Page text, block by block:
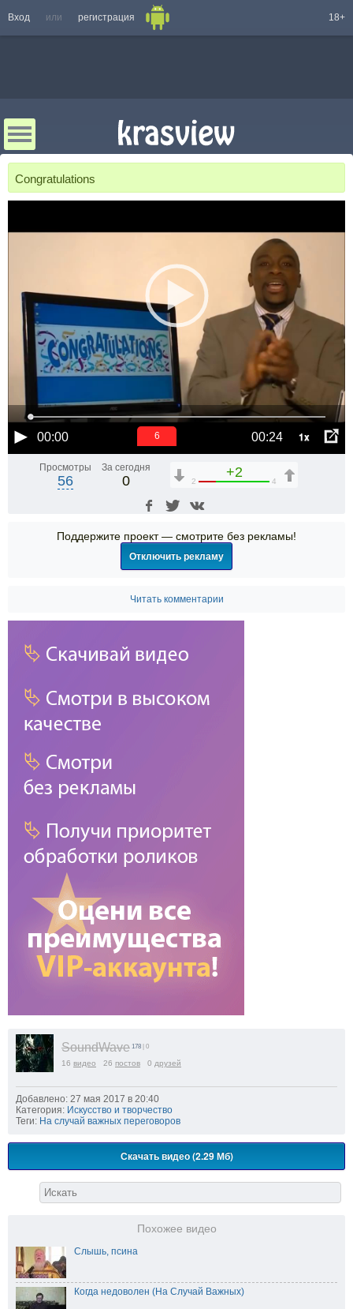
Вход или регистрация 18+
Congratulations
00:00 00:24 1x
6
Просмотры
56
За сегодня
0
+2
2 4
Поддержите проект — смотрите без рекламы!
Отключить рекламу
Читать комментарии
SoundWave 178 | 0
16 видео 26 постов 0 друзей
Добавлено: 27 мая 2017 в 20:40
Категория: Искусство и творчество
Теги: На случай важных переговоров
Скачать видео (2.29 Мб)
Похожее видео
Слышь, псина
Когда недоволен (На Случай Важных)